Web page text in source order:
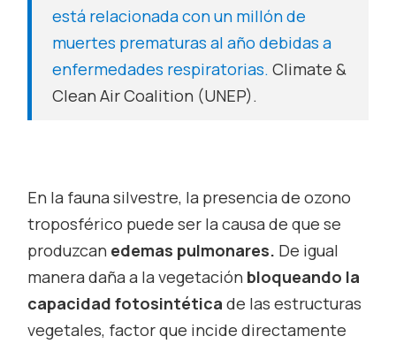
está relacionada con un millón de
muertes prematuras al año debidas a
enfermedades respiratorias. Climate &
Clean Air Coalition (UNEP).
En la fauna silvestre, la presencia de ozono
troposférico puede ser la causa de que se
produzcan edemas pulmonares. De igual
manera daña a la vegetación bloqueando la
capacidad fotosintética de las estructuras
vegetales, factor que incide directamente